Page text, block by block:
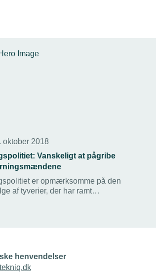
oktober 2018
Vanskeligt at pågribe
er opmærksomme på den
af tyverier, der har ramt
henvendelser